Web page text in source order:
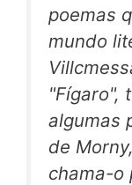
poemas
mundo
"Fígaro",
algumas
de
chama-o